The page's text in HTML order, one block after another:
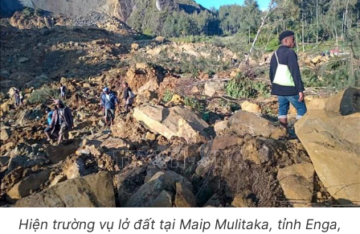
Hiện trường vụ lở đất tại Maip Mulitaka, tỉnh Enga,